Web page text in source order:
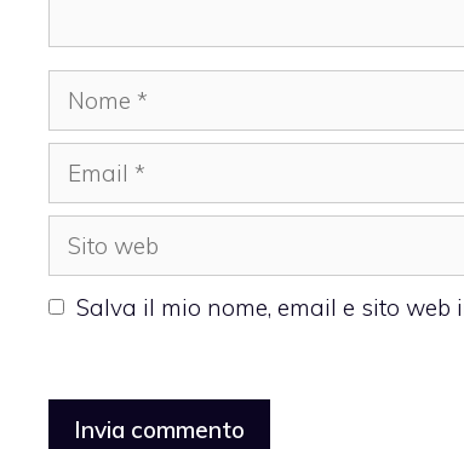
Nome
Email
Sito
web
Salva il mio nome, email e sito